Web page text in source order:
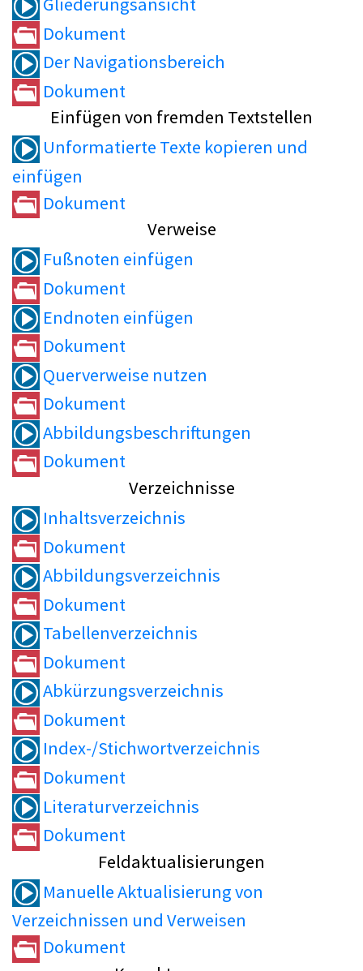
Dokument
Der Navigationsbereich
Dokument
Einfügen von fremden Textstellen
Unformatierte Texte kopieren und
einfügen
Dokument
Verweise
Fußnoten einfügen
Dokument
Endnoten einfügen
Dokument
Querverweise nutzen
Dokument
Abbildungsbeschriftungen
Dokument
Verzeichnisse
Inhaltsverzeichnis
Dokument
Abbildungsverzeichnis
Dokument
Tabellenverzeichnis
Dokument
Abkürzungsverzeichnis
Dokument
Index-/Stichwortverzeichnis
Dokument
Literaturverzeichnis
Dokument
Feldaktualisierungen
Manuelle Aktualisierung von
Verzeichnissen und Verweisen
Dokument